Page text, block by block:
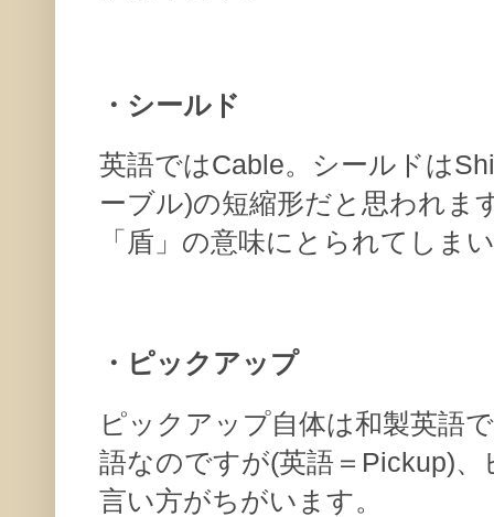
・シールド
英語ではCable。シールドは
ーブル)の短縮形だと思われま
「盾」の意味にとられてしま
・ピックアップ
ピックアップ自体は和製英語
語なのですが(英語＝Pickup)
言い方がちがいます。